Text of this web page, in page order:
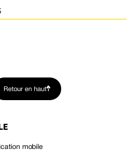
Retour en haut
mobile